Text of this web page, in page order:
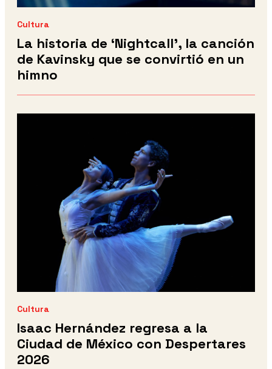
Cultura
La historia de ‘Nightcall’, la canción
de Kavinsky que se convirtió en un
himno
Cultura
Isaac Hernández regresa a la
Ciudad de México con Despertares
2026